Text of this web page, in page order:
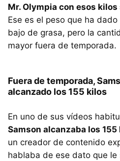
Mr. Olympia con esos
Ese es el peso que ha
bajo de grasa, pero la
mayor fuera de temporada.
Fuera de temporada,
alcanzado los 155 kilos
En uno de sus vídeos
Samson alcanzaba los
un creador de contenido
hablaba de ese dato que le